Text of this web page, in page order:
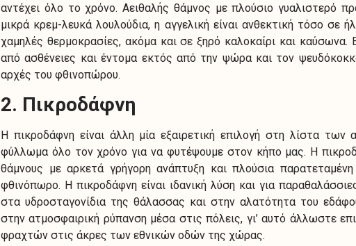
αντέχει όλο το χρόνο. Αειθαλής θάμνος με πλούσιο γυαλιστερό
μικρά κρεμ-λευκά λουλούδια, η αγγελική είναι ανθεκτική τόσο σε
χαμηλές θερμοκρασίες, ακόμα και σε ξηρό καλοκαίρι και καύσωνα.
από ασθένειες και έντομα εκτός από την ψώρα και τον
αρχές του φθινοπώρου.
2. Πικροδάφνη
Η πικροδάφνη είναι άλλη μία εξαιρετική επιλογή στη λίστα
φύλλωμα όλο τον χρόνο για να φυτέψουμε στον κήπο μας. Η
θάμνους με αρκετά γρήγορη ανάπτυξη και πλούσια
φθινόπωρο. Η πικροδάφνη είναι ιδανική λύση και για
στα υδροσταγονίδια της θάλασσας και στην αλατότητα του
στην ατμοσφαιρική ρύπανση μέσα στις πόλεις, γι’ αυτό άλλωστε
φραχτών στις άκρες των εθνικών οδών της χώρας.